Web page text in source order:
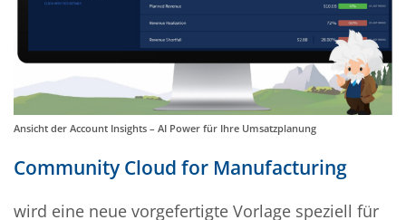
Ansicht der Account Insights – AI Power für Ihre Umsatzplanung
Community Cloud for Manufacturing
wird eine neue vorgefertigte Vorlage speziell für